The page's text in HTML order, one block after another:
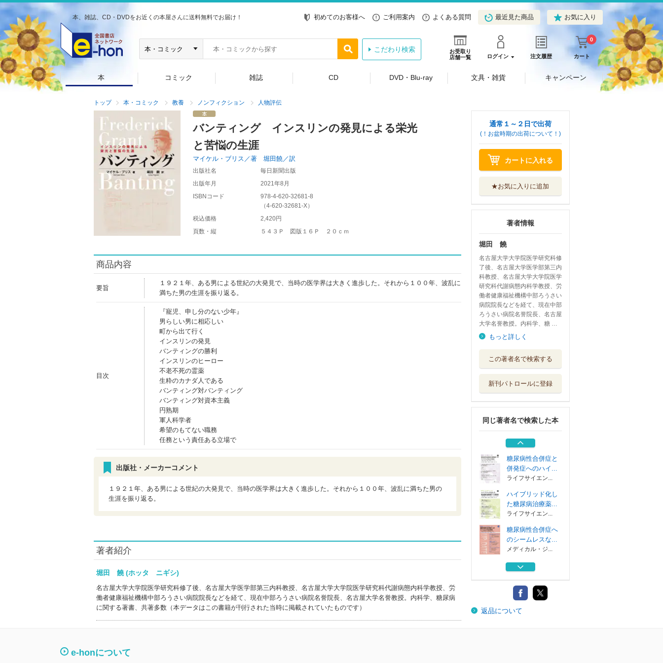
本、雑誌、CD・DVDをお近くの本屋さんに送料無料でお届け！ 初めてのお客様へ ご利用案内 よくある質問 最近見た商品 お気に入り
お受取り
店舗一覧
ログイン 注文履歴 カート
0
こだわり検索
本 コミック 雑誌 CD DVD・Blu-ray 文具・雑貨 キャンペーン
トップ 本・コミック 教養 ノンフィクション 人物評伝
バンティング インスリンの発見による栄光
と苦悩の生涯
マイケル・ブリス／著 堀田饒／訳
出版社名
毎日新聞出版
出版年月
2021年8月
ISBNコード
978-4-620-32681-8
（4-620-32681-X）
税込価格
2,420円
頁数・縦
５４３Ｐ 図版１６Ｐ ２０ｃｍ
商品内容
要旨
１９２１年、ある男による世紀の大発見で、当時の医学界は大きく進歩した。それから１００年、波乱に
満ちた男の生涯を振り返る。
目次
『寵児、申し分のない少年』
男らしい男に相応しい
町から出て行く
インスリンの発見
バンティングの勝利
インスリンのヒーロー
不老不死の霊薬
生粋のカナダ人である
バンティング対バンティング
バンティング対資本主義
円熟期
軍人科学者
希望のもてない職務
任務という責任ある立場で
出版社・メーカーコメント
１９２１年、ある男による世紀の大発見で、当時の医学界は大きく進歩した。それから１００年、波乱に満ちた男の
生涯を振り返る。
著者紹介
堀田 饒 (ホッタ ニギシ)
名古屋大学大学院医学研究科修了後、名古屋大学医学部第三内科教授、名古屋大学大学院医学研究科代謝病態内科学教授、労
働者健康福祉機構中部ろうさい病院院長などを経て、現在中部ろうさい病院名誉院長、名古屋大学名誉教授。内科学、糖尿病
に関する著書、共著多数（本データはこの書籍が刊行された当時に掲載されていたものです）
通常１～２日で出荷
(！お盆時期の出荷について！)
カートに入れる
★お気に入りに追加
著者情報
堀田 饒
名古屋大学大学院医学研究科修
了後、名古屋大学医学部第三内
科教授、名古屋大学大学院医学
研究科代謝病態内科学教授、労
働者健康福祉機構中部ろうさい
病院院長などを経て、現在中部
ろうさい病院名誉院長、名古屋
大学名誉教授。内科学、糖 …
もっと詳しく
この著者名で検索する
新刊パトロールに登録
同じ著者名で検索した本
のシームレスな...
エリオット・Ｐ・
ライフサイエン...
病気を描くシェイ
クスピア エリ...
ホーム社
糖尿病性合併症と
併発症へのハイ...
ライフサイエン...
ハイブリッド化し
た糖尿病治療薬...
ライフサイエン...
糖尿病性合併症へ
のシームレスな...
メディカル・ジ...
エリオット・Ｐ・
ライフサイエン...
病気を描くシェイ
クスピア エリ...
返品について
e-honについて